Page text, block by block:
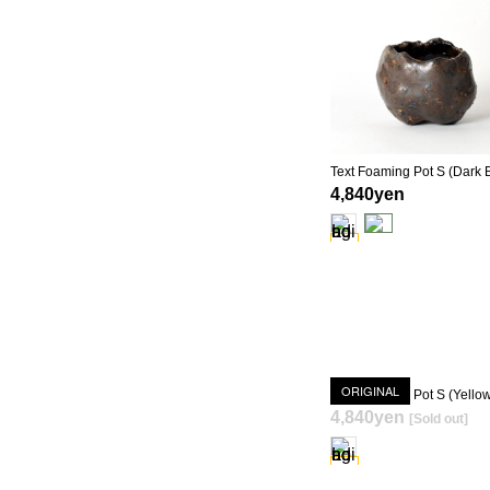
4,840yen
ORIGINAL
4,840yen [Sold out]